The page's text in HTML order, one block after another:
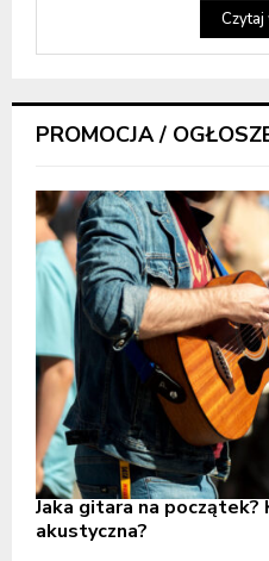
Czytaj
PROMOCJA /
Jaka gitara na początek?
akustyczna?